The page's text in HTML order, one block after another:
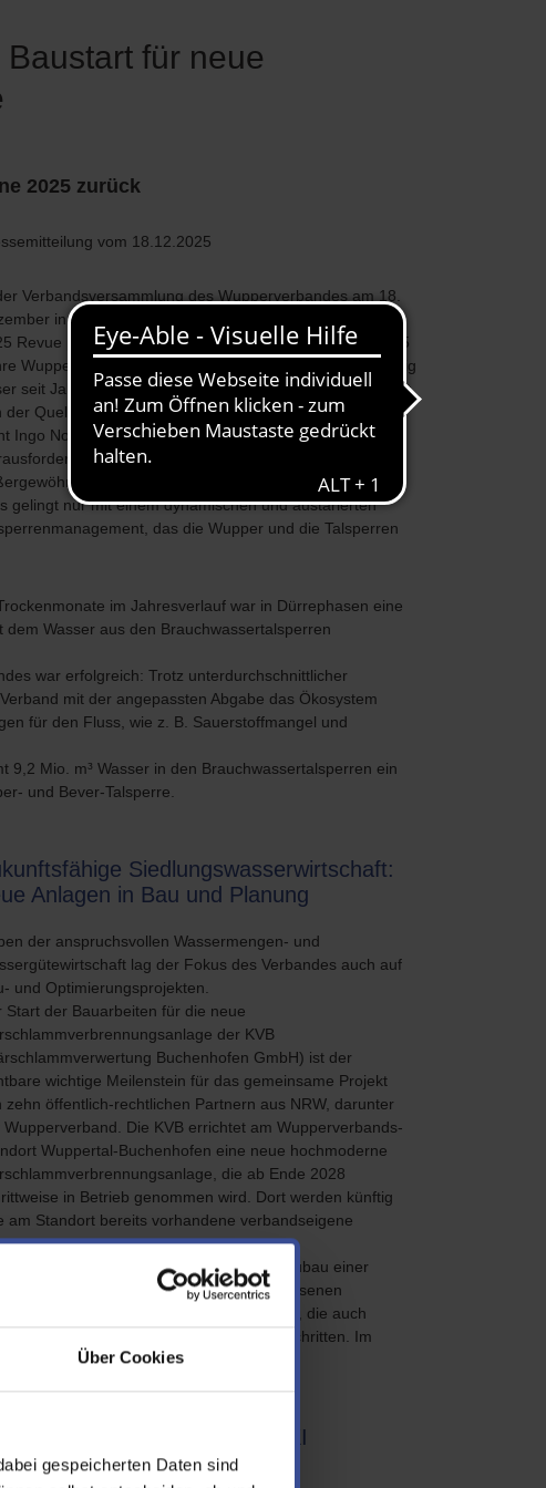
Über Cookies
gespeicherten Daten sind
für neue
2025 zurück
vom 18.12.2025
Verbandsversammlung des Wupperverbandes am 18.
in Wuppertal ließ Vorstand Ingo Noppen das Jahr
Revue passieren. "Gerade in unserem Jubiläumsjahr 95
Wupperverband hat sich eindringlich gezeigt, wie wichtig
seit Jahrzehnten bewährter Ansatz ist, Wasserwirtschaft
der Quelle bis zur Mündung ganzheitlich umzusetzen",
Ingo Noppen Bilanz. "Nur so können wir
wie den Klimawandel angehen und eine
Frühjahrsdürre wie in 2025 bewältigen.
gelingt nur mit einem dynamischen und austarierten
das die Wupper und die Talsperren
im Jahresverlauf war in Dürrephasen eine
Wasser aus den Brauchwassertalsperren
war erfolgreich: Trotz unterdurchschnittlicher
mit der angepassten Abgabe das Ökosystem
für den Fluss, wie z. B. Sauerstoffmangel und
Mio. m³ Wasser in den Brauchwassertalsperren ein
und Bever-Talsperre.
Siedlungswasserwirtschaft:
Anlagen in Bau und Planung
der anspruchsvollen Wassermengen- und
lag der Fokus des Verbandes auch auf
und Optimierungsprojekten.
Start der Bauarbeiten für die neue
der KVB
Buchenhofen GmbH) ist der
wichtige Meilenstein für das gemeinsame Projekt
zehn öffentlich-rechtlichen Partnern aus NRW, darunter
Wupperverband. Die KVB errichtet am Wupperverbands-
Wuppertal-Buchenhofen eine neue hochmoderne
die ab Ende 2028
in Betrieb genommen wird. Dort werden künftig
Standort bereits vorhandene verbandseigene
ist für den Wupperverband der Neubau einer
der Abwässer aus den angeschlossenen
wird. Die Planung der innovativen Anlage, die auch
gerecht sein wird, ist weit vorangeschritten. Im
und Prognosen mit KI